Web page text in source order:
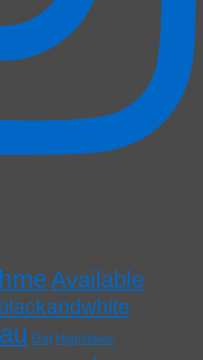
Available
Girl HighHeels